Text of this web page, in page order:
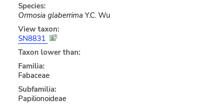
Species:
Ormosia glaberrima Y.C. Wu
View taxon:
SN8831
Taxon lower than:
Familia:
Fabaceae
Subfamilia:
Papilionoideae